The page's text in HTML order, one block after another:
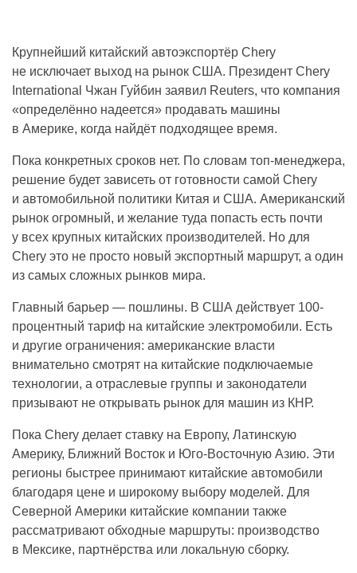
Крупнейший китайский автоэкспортёр Chery
не исключает выход на рынок США. Президент Chery
International Чжан Гуйбин заявил Reuters, что компания
«определённо надеется» продавать машины
в Америке, когда найдёт подходящее время.
Пока конкретных сроков нет. По словам топ-менеджера,
решение будет зависеть от готовности самой Chery
и автомобильной политики Китая и США. Американский
рынок огромный, и желание туда попасть есть почти
у всех крупных китайских производителей. Но для
Chery это не просто новый экспортный маршрут, а один
из самых сложных рынков мира.
Главный барьер — пошлины. В США действует 100-
процентный тариф на китайские электромобили. Есть
и другие ограничения: американские власти
внимательно смотрят на китайские подключаемые
технологии, а отраслевые группы и законодатели
призывают не открывать рынок для машин из КНР.
Пока Chery делает ставку на Европу, Латинскую
Америку, Ближний Восток и Юго-Восточную Азию. Эти
регионы быстрее принимают китайские автомобили
благодаря цене и широкому выбору моделей. Для
Северной Америки китайские компании также
рассматривают обходные маршруты: производство
в Мексике, партнёрства или локальную сборку.